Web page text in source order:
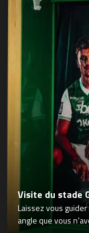
Visite du stade
Laissez vous
angle que vous